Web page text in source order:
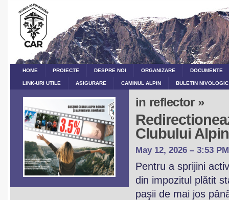
HOME PROIECTE DESPRE NOI ORGANIZARE DOCUMENTE
LINK-URI UTILE ASIGURARE CAMINUL ALPIN BULETIN
in reflector »
Clubului
May 12, 2026 – 3:53 PM
Pentru a sprijini
din impozitul plătit
paşii de mai jos